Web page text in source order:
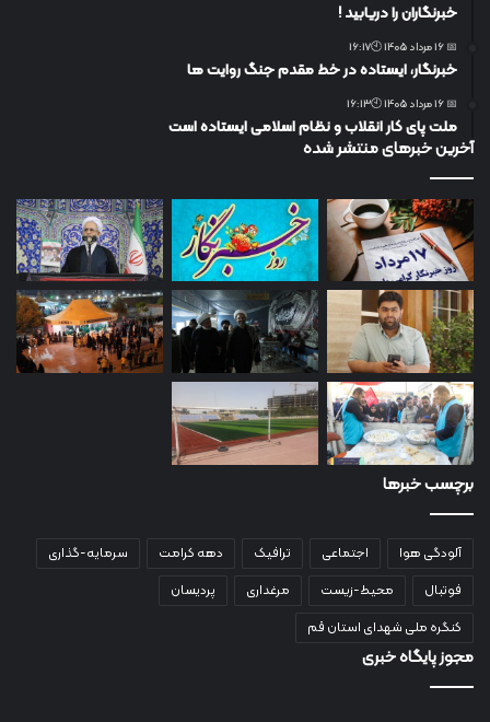
خبرنگاران را دریابید !
📅 16 مرداد 1405 🕙16:17
خبرنگار، ایستاده در خط مقدم جنگ روایت ها
📅 16 مرداد 1405 🕙16:13
ملت پای کار انقلاب و نظام اسلامی ایستاده است
آخرین خبرهای منتشر شده
برچسب خبرها
آلودگی هوا اجتماعی ترافیک دهه کرامت
سرمایه-گذاری
فوتبال
محیط-زیست مرغداری
پردیسان
کنگره ملی شهدای استان قم
مجوز پایگاه خبری